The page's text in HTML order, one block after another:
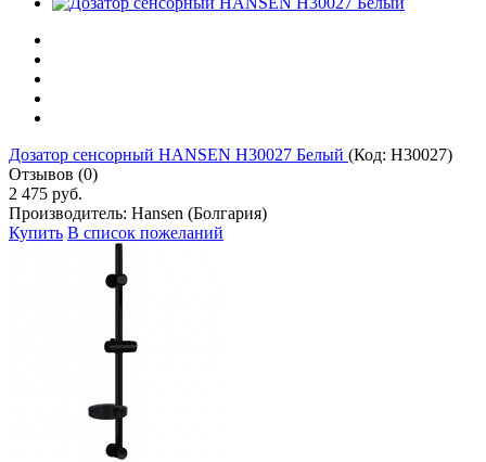
Дозатор сенсорный HANSEN H30027 Белый (Код: H30027)
Отзывов (0)
2 475 руб.
Производитель: Hansen (Болгария)
Купить В список пожеланий